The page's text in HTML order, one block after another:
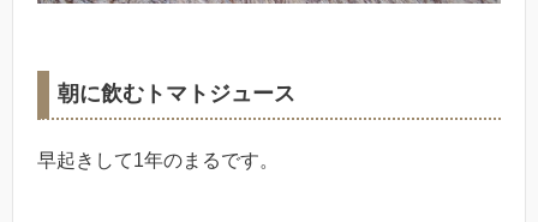
朝に飲むトマトジュース
早起きして1年のまるです。